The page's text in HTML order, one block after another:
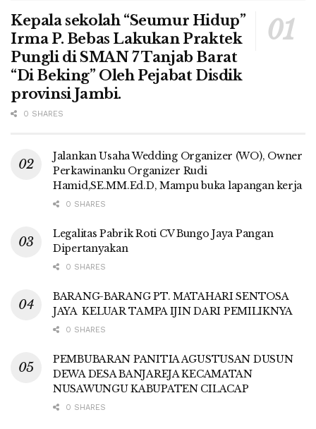
Kepala sekolah “Seumur Hidup”
Irma P. Bebas Lakukan Praktek
Pungli di SMAN 7 Tanjab Barat
“Di Beking” Oleh Pejabat Disdik
provinsi Jambi.
0 SHARES
Jalankan Usaha Wedding Organizer (WO), Owner
Perkawinanku Organizer Rudi
Hamid,SE.MM.Ed.D, Mampu buka lapangan kerja
0 SHARES
Legalitas Pabrik Roti CV Bungo Jaya Pangan
Dipertanyakan
0 SHARES
BARANG-BARANG PT. MATAHARI SENTOSA
JAYA KELUAR TAMPA IJIN DARI PEMILIKNYA
0 SHARES
PEMBUBARAN PANITIA AGUSTUSAN DUSUN
DEWA DESA BANJAREJA KECAMATAN
NUSAWUNGU KABUPATEN CILACAP
0 SHARES